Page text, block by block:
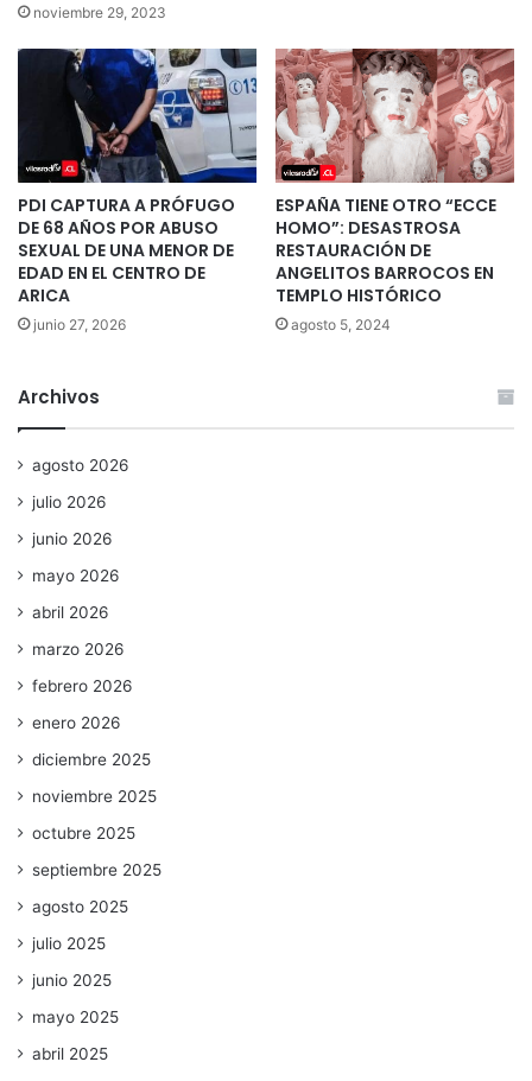
noviembre 29, 2023
PDI CAPTURA A PRÓFUGO
DE 68 AÑOS POR ABUSO
SEXUAL DE UNA MENOR DE
EDAD EN EL CENTRO DE
ARICA
junio 27, 2026
ESPAÑA TIENE OTRO “ECCE
HOMO”: DESASTROSA
RESTAURACIÓN DE
ANGELITOS BARROCOS EN
TEMPLO HISTÓRICO
agosto 5, 2024
Archivos
agosto 2026
julio 2026
junio 2026
mayo 2026
abril 2026
marzo 2026
febrero 2026
enero 2026
diciembre 2025
noviembre 2025
octubre 2025
septiembre 2025
agosto 2025
julio 2025
junio 2025
mayo 2025
abril 2025